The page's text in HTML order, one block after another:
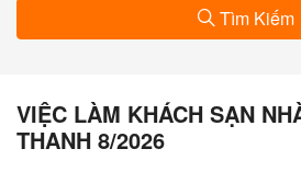
Tìm Kiếm
VIỆC LÀM KHÁCH SẠN
THANH 8/2026